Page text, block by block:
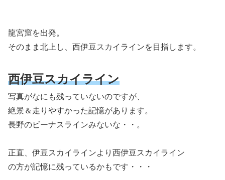
龍宮窟を出発。
そのまま北上し、西伊豆スカイラインを目指します。
西伊豆スカイライン
写真がなにも残っていないのですが、
絶景＆走りやすかった記憶があります。
長野のビーナスラインみないな・・。
正直、伊豆スカイラインより西伊豆スカイライン
の方が記憶に残っているかもです・・・